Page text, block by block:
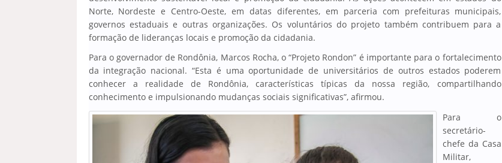
Norte, Nordeste e Centro-Oeste, em datas diferentes, em parceria com prefeituras municipais,
governos estaduais e outras organizações. Os voluntários do projeto também contribuem para a
formação de lideranças locais e promoção da cidadania.
Para o governador de Rondônia, Marcos Rocha, o “Projeto Rondon” é importante para o fortalecimento
da integração nacional. “Esta é uma oportunidade de universitários de outros estados poderem
conhecer a realidade de Rondônia, características típicas da nossa região, compartilhando
conhecimento e impulsionando mudanças sociais significativas”, afirmou.
Para o
secretário-
chefe da Casa
Militar,